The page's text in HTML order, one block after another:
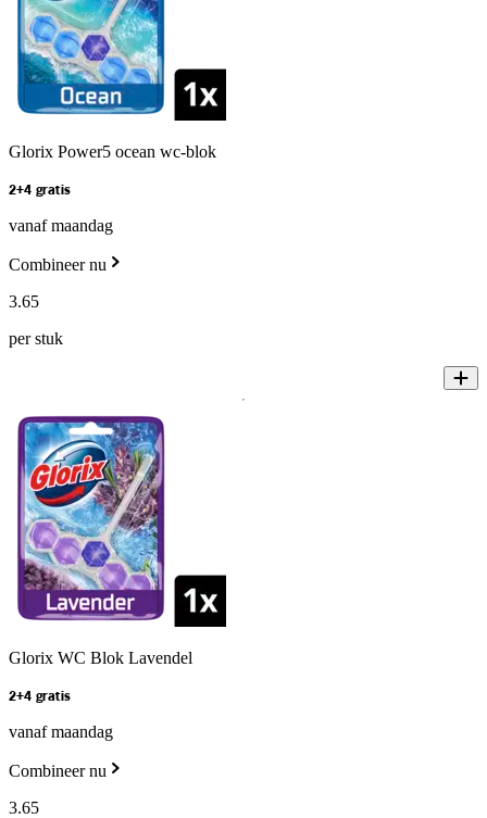
Glorix Power5 ocean wc-blok
2+4 gratis
vanaf maandag
Combineer nu
3.65
per stuk
Glorix WC Blok Lavendel
2+4 gratis
vanaf maandag
Combineer nu
3.65